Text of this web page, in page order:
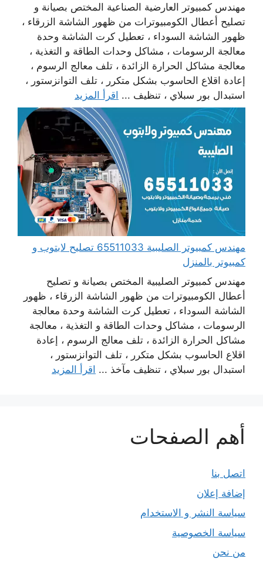
مهندس كمبيوتر العارضية الصناعية المختص بصيانة و
تصليح أعطال الكومبيوترات من ظهور الشاشة الزرقاء ،
ظهور الشاشة السوداء ، تعطيل كرت الشاشة وحدة
معالجة الرسومات ، مشاكل وحدات الطاقة و التغذية ،
معالجة مشاكل الحرارة الزائدة ، تلف معالج الرسوم ،
إعادة اقلاع الحاسوب بشكل متكرر ، تلف التوانزستور ،
استبدال بور سبلاي ، تنظيف ... اقرأ المزيد
مهندس كمبيوتر الصليبية 65511033 تصليح لابتوب و
كمبيوتر بالمنزل
مهندس كمبيوتر الصليبية المختص بصيانة و تصليح
أعطال الكومبيوترات من ظهور الشاشة الزرقاء ، ظهور
الشاشة السوداء ، تعطيل كرت الشاشة وحدة معالجة
الرسومات ، مشاكل وحدات الطاقة و التغذية ، معالجة
مشاكل الحرارة الزائدة ، تلف معالج الرسوم ، إعادة
اقلاع الحاسوب بشكل متكرر ، تلف التوانزستور ،
استبدال بور سبلاي ، تنظيف مآخذ ... اقرأ المزيد
أهم الصفحات
اتصل بنا
إضافة إعلان
سياسة النشر و الاستخدام
سياسة الخصوصية
من نحن